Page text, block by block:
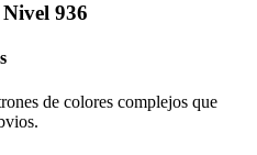
936
de colores complejos que